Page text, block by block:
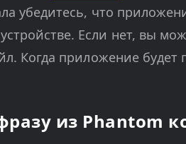
убедитесь, что
Если нет, вы
Когда приложение
из Phantom